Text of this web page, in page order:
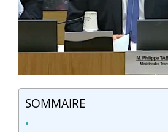
SOMMAIRE